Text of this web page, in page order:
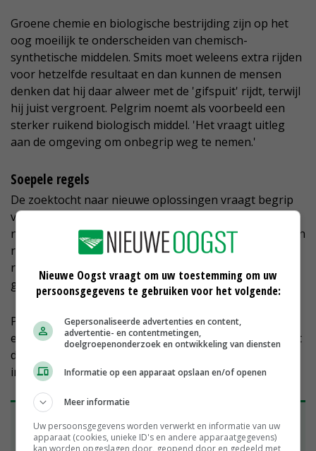
Groene chemie en biologische bestrijding zijn op het
oog moeilijk te onderscheiden van chemisch-
synthetische middelen. Smits moet weleens extra rijden
voor hetzelfde resultaat en dan kunnen de mensen
denken dat hij daar alweer met de 'gifspuit' rijdt, terwijl
hij juist vergroent. Pelgrim noemt als voorbeeld een
sterker ruikend biologisch middel. 'Het vraagt uitleg
aan de omgeving om onbegrip weg te nemen.'
Soepele regels
De zoektocht naar nieuwe oplossingen vraagt begrip
van burgers en overheid, stelt Pelgrim. Telers hebben
niet in één keer een oplossing voor alles. Bij de stappen
richting kringlooplandbouw hoopt Smits op soepele
regels, omdat organische mest, groenbemesters en
groene middelen meer maatwerk vereisen.
Pelgrim: 'Elke grond is anders, elk seizoen verschilt en
elke teelt vraagt een eigen benadering.' Smits: 'Daar zit
de functie voor de telers op de demobedrijven. Onze
intentie is de vooruitgang onderzoeken.'
Testen en tonen in de praktijk
Het eerste doel van toeleverancier Profytodsd met
Nieuwe Oogst vraagt om uw toestemming om uw
persoonsgegevens te gebruiken voor het volgende:
Gepersonaliseerde advertenties en content,
advertentie- en contentmetingen,
doelgroepenonderzoek en ontwikkeling van diensten
Informatie op een apparaat opslaan en/of openen
Meer informatie
Uw persoonsgegevens worden verwerkt en informatie van uw
apparaat (cookies, unieke ID's en andere apparaatgegevens)
kan worden opgeslagen door, geopend door en gedeeld met